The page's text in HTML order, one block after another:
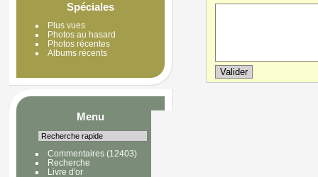
Spéciales
Plus vues
Photos au hasard
Photos récentes
Albums récents
Menu
Commentaires(12403)
Recherche
Livre d'or